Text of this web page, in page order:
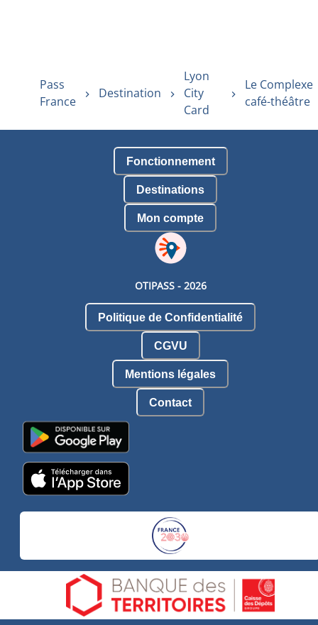
Pass
France
Destination
Lyon
City
Card
Le Complexe
café-théâtre
Fonctionnement
Destinations
Mon compte
OTIPASS - 2026
Politique de Confidentialité
CGVU
Mentions légales
Contact